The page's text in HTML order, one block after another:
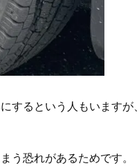
するという人もいますが、
う恐れがあるためです。